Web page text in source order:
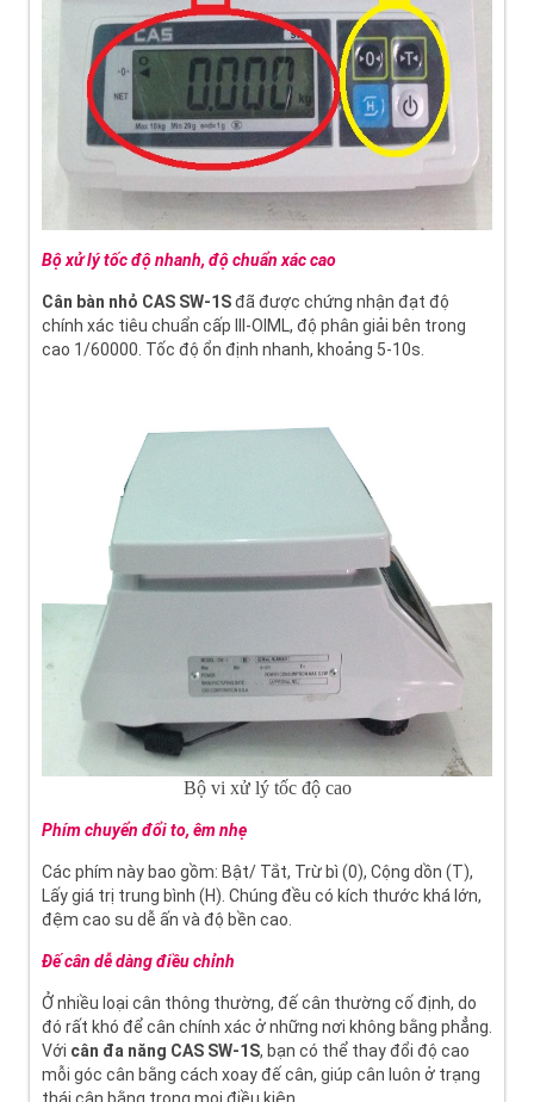
Bộ xử lý tốc độ nhanh, độ chuẩn xác cao
Cân bàn nhỏ CAS SW-1Sđã được chứng nhận đạt độ
chính xác tiêu chuẩn cấp III-OIML, độ phân giải bên trong
cao 1/60000. Tốc độ ổn định nhanh, khoảng 5-10s.
Bộ vi xử lý tốc độ cao
Phím chuyển đổi to, êm nhẹ
Các phím này bao gồm: Bật/ Tắt, Trừ bì (0), Cộng dồn (T),
Lấy giá trị trung bình (H). Chúng đều có kích thước khá lớn,
đệm cao su dễ ấn và độ bền cao.
Đế cân dễ dàng điều chỉnh
Ở nhiều loại cân thông thường, đế cân thường cố định, do
đó rất khó để cân chính xác ở những nơi không bằng phẳng.
Với cân đa năng CAS SW-1S, bạn có thể thay đổi độ cao
mỗi góc cân bằng cách xoay đế cân, giúp cân luôn ở trạng
thái cân bằng trong mọi điều kiện.